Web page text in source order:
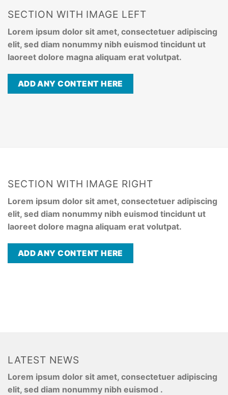
SECTION WITH IMAGE LEFT
Lorem ipsum dolor sit amet, consectetuer adipiscing
elit, sed diam nonummy nibh euismod tincidunt ut
laoreet dolore magna aliquam erat volutpat.
ADD ANY CONTENT HERE
SECTION WITH IMAGE RIGHT
Lorem ipsum dolor sit amet, consectetuer adipiscing
elit, sed diam nonummy nibh euismod tincidunt ut
laoreet dolore magna aliquam erat volutpat.
ADD ANY CONTENT HERE
LATEST NEWS
Lorem ipsum dolor sit amet, consectetuer adipiscing
elit, sed diam nonummy nibh euismod .